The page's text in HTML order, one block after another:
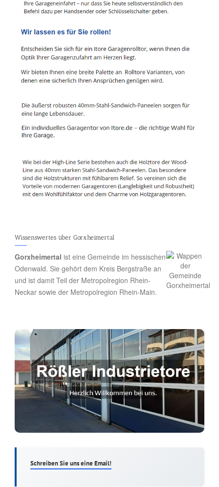
Wissenswertes über Gorxheimertal
Gorxheimertal ist eine Gemeinde im hessischen
Odenwald. Sie gehört dem Kreis Bergstraße an
und ist damit Teil der Metropolregion Rhein-
Neckar sowie der Metropolregion Rhein-Main.
Schreiben Sie uns eine Email!